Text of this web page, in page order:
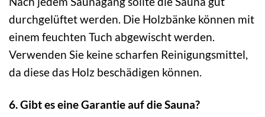
durchgelüftet werden. Die Holzbänke können mit
einem feuchten Tuch abgewischt werden.
Verwenden Sie keine scharfen Reinigungsmittel,
da diese das Holz beschädigen können.
6. Gibt es eine Garantie auf die Sauna?